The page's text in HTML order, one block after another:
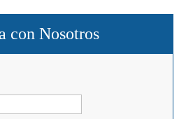
con Nosotros